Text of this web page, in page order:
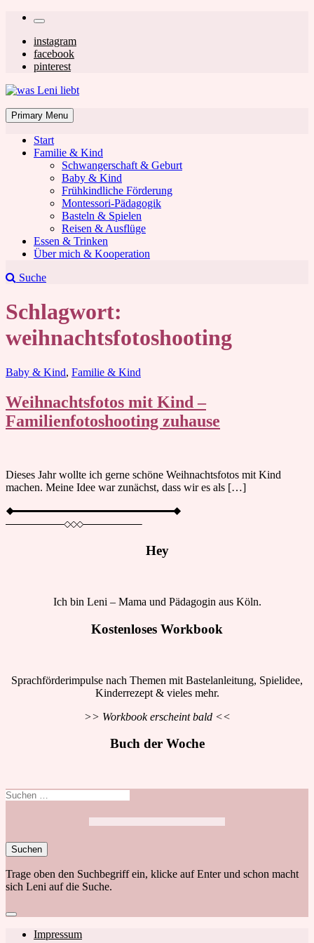
Skip
content
Secondary
left
navigation
Secondary
right
navigation
instagram
facebook
pinterest
was Leni liebt
Mom & Lifestyle Blog
Primary Menu
Start
Familie & Kind
Schwangerschaft & Geburt
Baby & Kind
Frühkindliche Förderung
Montessori-Pädagogik
Basteln & Spielen
Reisen & Ausflüge
Essen & Trinken
Über mich & Kooperation
Suche
Schlagwort:
weihnachtsfotoshooting
Blog
Baby & Kind, Familie & Kind
Weihnachtsfotos mit Kind –
Familienfotoshooting zuhause
Dieses Jahr wollte ich gerne schöne Weihnachtsfotos mit Kind
machen. Meine Idee war zunächst, dass wir es als […]
Hey
Ich bin Leni – Mama und Pädagogin aus Köln.
Kostenloses Workbook
Sprachförderimpulse nach Themen mit Bastelanleitung, Spielidee,
Kinderrezept & vieles mehr.
>> Workbook erscheint bald <<
Buch der Woche
Suchen
Trage oben den Suchbegriff ein, klicke auf Enter und schon macht
sich Leni auf die Suche.
Close
search
FooterImpressum